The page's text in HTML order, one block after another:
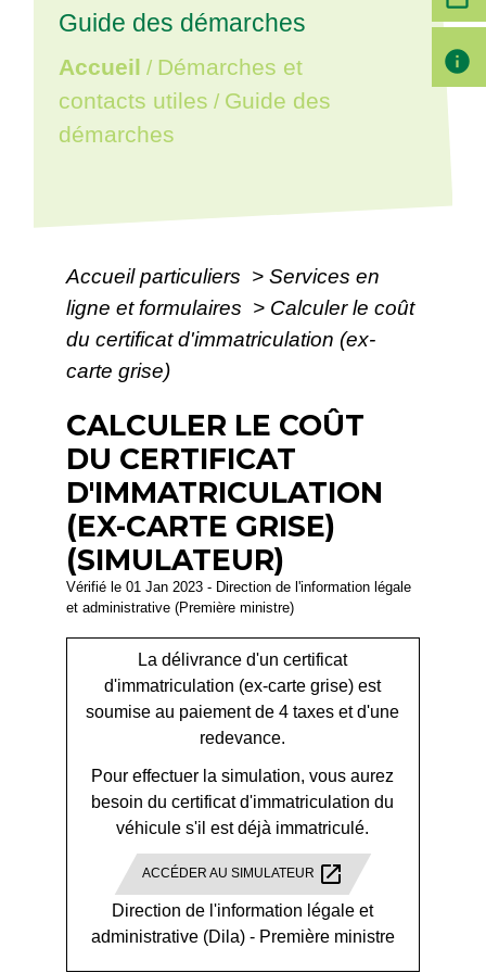
Guide des démarches
Accueil / Démarches et
contacts utiles / Guide des
démarches
Accueil particuliers > Services en
ligne et formulaires > Calculer le coût
du certificat d'immatriculation (ex-
carte grise)
CALCULER LE COÛT
DU CERTIFICAT
D'IMMATRICULATION
(EX-CARTE GRISE)
(SIMULATEUR)
Vérifié le 01 Jan 2023 - Direction de l'information légale
et administrative (Première ministre)
La délivrance d'un certificat
d'immatriculation (ex-carte grise) est
soumise au paiement de 4 taxes et d'une
redevance.
Pour effectuer la simulation, vous aurez
besoin du certificat d'immatriculation du
véhicule s'il est déjà immatriculé.
ACCÉDER AU SIMULATEUR open_in_new
Direction de l'information légale et
administrative (Dila) - Première ministre
info